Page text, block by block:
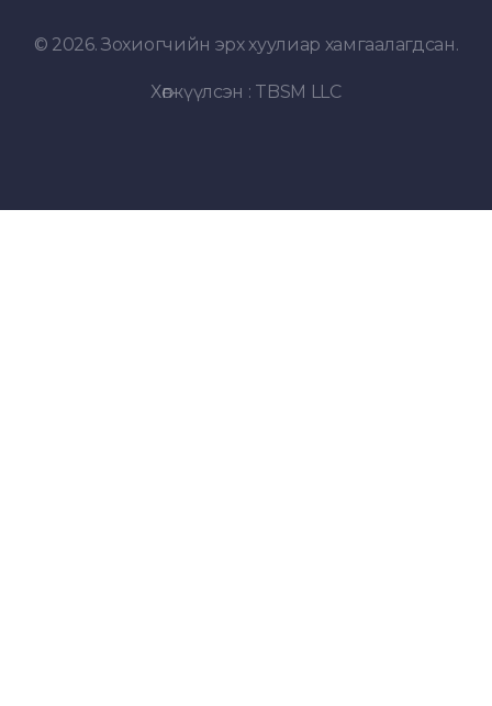
© 2026. Зохиогчийн эрх хуулиар хамгаалагдсан.
Хөгжүүлсэн : TBSM LLC